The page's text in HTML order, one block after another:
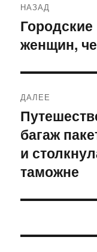
по
записям
НАЗАД
Предыдущая
запись:
женщин,
ДАЛЕЕ
Следующая
запись:
багаж
и
таможне